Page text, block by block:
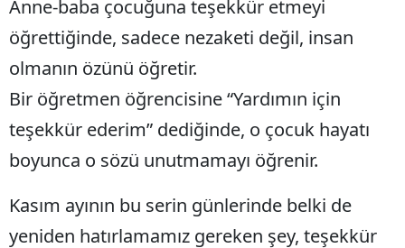
Anne-baba çocuğuna teşekkür etmeyi
öğrettiğinde, sadece nezaketi değil, insan
olmanın özünü öğretir.
Bir öğretmen öğrencisine “Yardımın için
teşekkür ederim” dediğinde, o çocuk hayatı
boyunca o sözü unutmamayı öğrenir.
Kasım ayının bu serin günlerinde belki de
yeniden hatırlamamız gereken şey, teşekkür